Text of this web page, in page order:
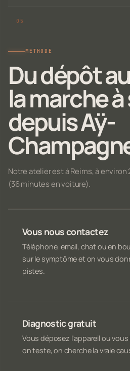
MÉTHODE
Du dépôt
la marche
depuis Aÿ-
Notre atelier est à Reims, à
(36 minutes en voiture).
Vous nous contactez
Téléphone, email, chat ou en
sur le symptôme et on vous
pistes.
Diagnostic gratuit
Vous déposez l'appareil ou vous
on teste, on cherche la vraie